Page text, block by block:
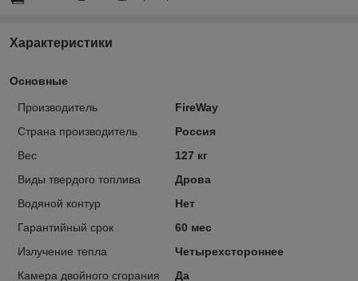
Характеристики
Основные
Производитель
FireWay
Страна производитель
Россия
Вес
127 кг
Виды твердого топлива
Дрова
Водяной контур
Нет
Гарантийный срок
60 мес
Излучение тепла
Четырехстороннее
Камера двойного сгорания
Да